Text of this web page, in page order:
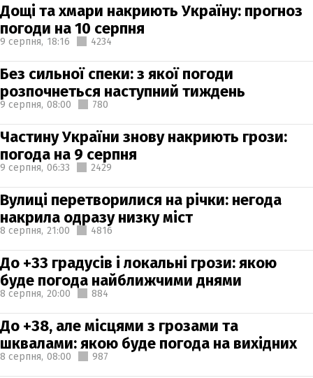
Дощі та хмари накриють Україну: прогноз
погоди на 10 серпня
9 серпня, 18:16 4234
Без сильної спеки: з якої погоди
розпочнеться наступний тиждень
9 серпня, 08:00 780
Частину України знову накриють грози:
погода на 9 серпня
9 серпня, 06:33 2429
Вулиці перетворилися на річки: негода
накрила одразу низку міст
8 серпня, 21:00 4816
До +33 градусів і локальні грози: якою
буде погода найближчими днями
8 серпня, 20:00 884
До +38, але місцями з грозами та
шквалами: якою буде погода на вихідних
8 серпня, 08:00 987